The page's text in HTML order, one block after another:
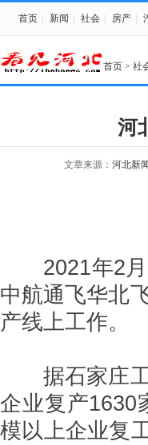
首页 新闻 社会 房产
首页 > 社
河
文章来源： 河北新
2021年2月
中航通飞华北
产线上工作。
据石家庄工
企业复产1630
模以上企业复